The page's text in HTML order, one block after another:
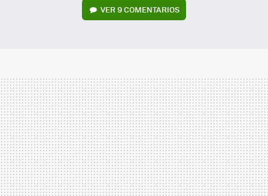
VER9 COMENTARIOS